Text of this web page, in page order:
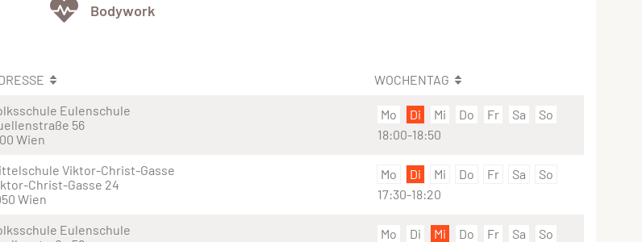
Bodywork
WOCHENTAG
Eulenschule
56
Wien
Mo Di Mi Do Fr Sa
So
18:00-18:50
Viktor-Christ-Gasse
Christ-Gasse 24
Wien
Mo Di Mi Do Fr Sa
So
17:30-18:20
Eulenschule
Mo Di Mi Do Fr Sa
So